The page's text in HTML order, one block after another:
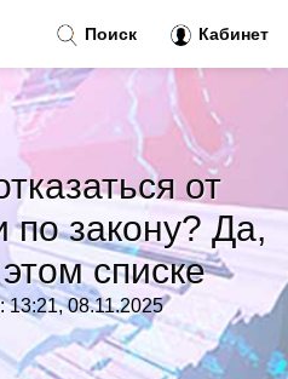
от
по закону? Да,
списке
13:21, 08.11.2025
Поиск Кабинет